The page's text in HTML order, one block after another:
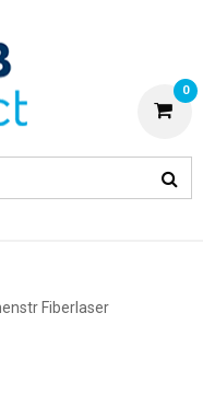
0
Fiberlaser